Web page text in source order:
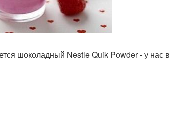
шоколадный Nestle Quik Powder - у нас в